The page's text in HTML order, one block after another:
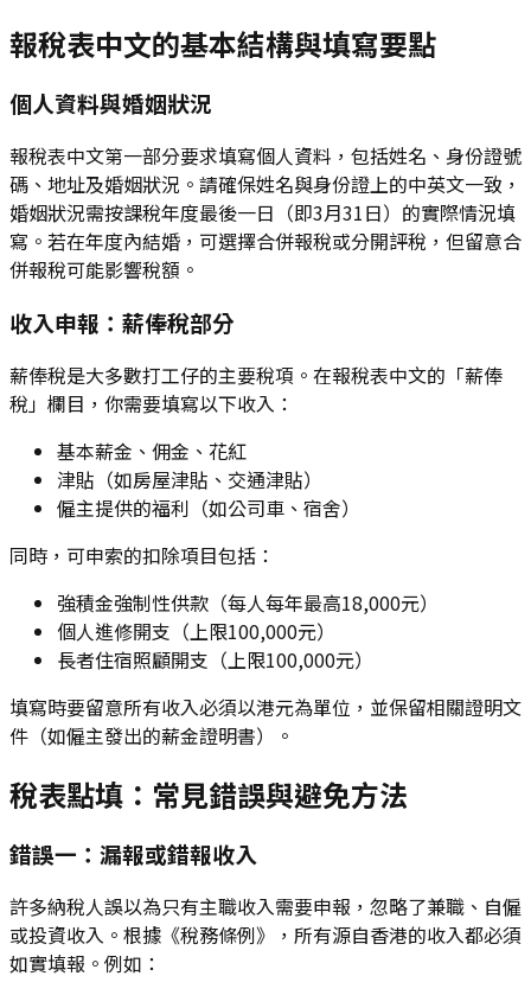
報稅表中文的基本結構與填寫要點
個人資料與婚姻狀況
報稅表中文第一部分要求填寫個人資料，包括姓名、身份證號
碼、地址及婚姻狀況。請確保姓名與身份證上的中英文一致，
婚姻狀況需按課稅年度最後一日（即3月31日）的實際情況填
寫。若在年度內結婚，可選擇合併報稅或分開評稅，但留意合
併報稅可能影響稅額。
收入申報：薪俸稅部分
薪俸稅是大多數打工仔的主要稅項。在報稅表中文的「薪俸
稅」欄目，你需要填寫以下收入：
基本薪金、佣金、花紅
津貼（如房屋津貼、交通津貼）
僱主提供的福利（如公司車、宿舍）
同時，可申索的扣除項目包括：
強積金強制性供款（每人每年最高18,000元）
個人進修開支（上限100,000元）
長者住宿照顧開支（上限100,000元）
填寫時要留意所有收入必須以港元為單位，並保留相關證明文
件（如僱主發出的薪金證明書）。
稅表點填：常見錯誤與避免方法
錯誤一：漏報或錯報收入
許多納稅人誤以為只有主職收入需要申報，忽略了兼職、自僱
或投資收入。根據《稅務條例》，所有源自香港的收入都必須
如實填報。例如：